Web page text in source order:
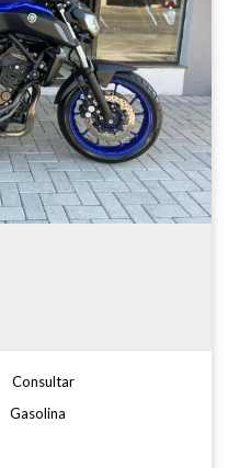
Consultar
Gasolina